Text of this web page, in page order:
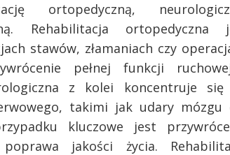
ortopedyczną,
Rehabilitacja ortopedyczna
stawów, złamaniach czy
pełnej funkcji
z kolei koncentruje się
takimi jak udary mózgu
kluczowe jest
jakości życia.